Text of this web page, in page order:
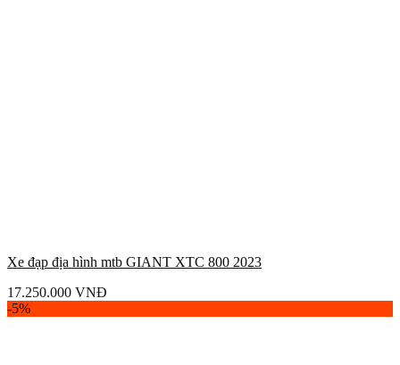
Xe đạp địa hình mtb GIANT XTC 800 2023
17.250.000 VNĐ
-5%